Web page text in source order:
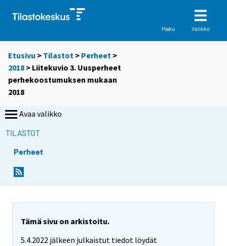
Haku Valikko
Etusivu > Tilastot > Perheet >
2018 > Liitekuvio 3. Uusperheet
perhekoostumuksen mukaan
2018
Avaa valikko
TILASTOT
Perheet
Tämä sivu on arkistoitu.
5.4.2022 jälkeen julkaistut tiedot löydät